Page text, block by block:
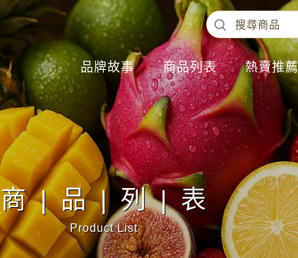
品牌故事 商品列表 熱賣推薦
商|品|列|表
Product List